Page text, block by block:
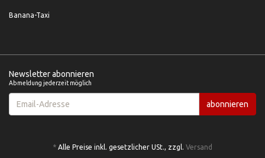
Banana-Taxi
Newsletter abonnieren
Abmeldung jederzeit möglich
Email-
Adresse
abonnieren
* Alle Preise inkl. gesetzlicher USt., zzgl. Versand